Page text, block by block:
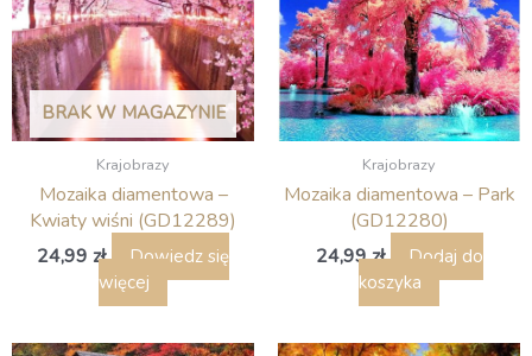
BRAK W MAGAZYNIE
Krajobrazy
Mozaika diamentowa –
Kwiaty wiśni (GD12289)
24,99 zł
Dowiedz się
więcej
Krajobrazy
Mozaika diamentowa – Park
(GD12280)
24,99zł
Dodaj do
koszyka